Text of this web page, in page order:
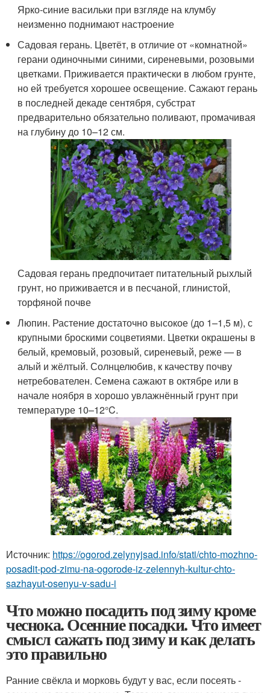
Ярко-синие васильки при взгляде на клумбу
неизменно поднимают настроение
Садовая герань. Цветёт, в отличие от «комнатной»
герани одиночными синими, сиреневыми, розовыми
цветками. Приживается практически в любом грунте,
но ей требуется хорошее освещение. Сажают герань
в последней декаде сентября, субстрат
предварительно обязательно поливают, промачивая
на глубину до 10–12 см.
Садовая герань предпочитает питательный рыхлый
грунт, но приживается и в песчаной, глинистой,
торфяной почве
Люпин. Растение достаточно высокое (до 1–1,5 м), с
крупными броскими соцветиями. Цветки окрашены в
белый, кремовый, розовый, сиреневый, реже — в
алый и жёлтый. Солнцелюбив, к качеству почву
нетребователен. Семена сажают в октябре или в
начале ноября в хорошо увлажнённый грунт при
температуре 10–12°C.
Источник: https://ogorod.zelynyjsad.info/stati/chto-mozhno-
posadit-pod-zimu-na-ogorode-iz-zelennyh-kultur-chto-
sazhayut-osenyu-v-sadu-i
Что можно посадить под зиму кроме
чеснока. Осенние посадки. Что имеет
смысл сажать под зиму и как делать
это правильно
Ранние свёкла и морковь ­будут у вас, если посеять ­